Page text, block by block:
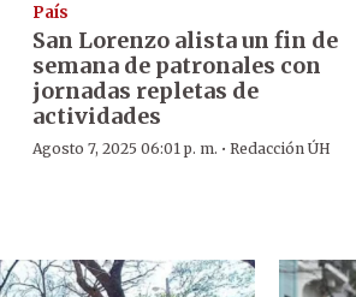
País
San Lorenzo alista un fin de
semana de patronales con
jornadas repletas de
actividades
Agosto 7, 2025 06:01 p. m. · Redacción ÚH